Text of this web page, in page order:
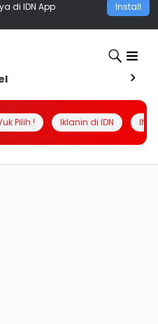
di IDN App Install
Pilih ! Iklanin di IDN